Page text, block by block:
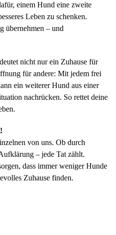
einem Hund eine zweite
Leben zu schenken.
übernehmen – und
nicht nur ein Zuhause für
für andere: Mit jedem frei
ein weiterer Hund aus einer
nachrücken. So rettet deine
von uns. Ob durch
– jede Tat zählt.
dass immer weniger Hunde
Zuhause finden.